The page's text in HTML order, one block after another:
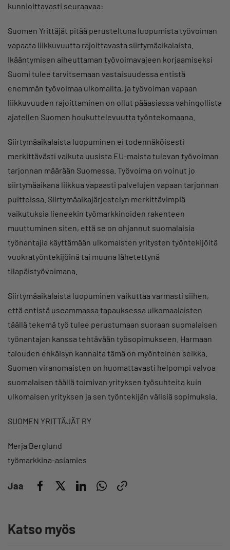
kunnioittavasti seuraavaa:
Suomen Yrittäjät pitää perusteltuna luopumista työvoiman
vapaata liikkuvuutta rajoittavasta siirtymäaikalaista.
Ikääntymisen aiheuttaman työvoimavajeen korjaamiseksi
Suomi tulee tarvitsemaan vastaisuudessa entistä
enemmän työvoimaa ulkomailta, ja työvoiman vapaan
liikkuvuuden rajoittaminen on ollut pääasiassa vahingollista
ajatellen Suomen houkuttelevuutta työntekomaana.
Siirtymäaikalaista luopuminen ei todennäköisesti
merkittävästi vaikuta uusista EU-maista tulevan työvoiman
tarjonnan määrään Suomessa. Työvoima on voinut jo
siirtymäaikana liikkua vapaasti palvelujen vapaan tarjonnan
puitteissa. Siirtymäaikajärjestelyn merkittävimpiä
vaikutuksia lieneekin työmarkkinoiden rakenteen
muuttuminen siten, että se on ohjannut suomalaisia
työnantajia käyttämään ulkomaisten yritysten työntekijöitä
vuokratyöntekijöinä tai muuna lähetettynä
tilapäistyövoimana.
Siirtymäaikalaista luopuminen vaikuttaa varmasti siihen,
että entistä useammassa tapauksessa ulkomaalaisten
täällä tekemä työ tulee perustumaan suoraan suomalaisen
työnantajan kanssa tehtävään työsopimukseen. Harmaan
talouden ehkäisyn kannalta tämä on myönteinen seikka.
Suomen viranomaisten on huomattavasti helpompi valvoa
suomalaisen täällä toimivan yrityksen työsuhteita kuin
ulkomaisen yrityksen ja sen työntekijän välisiä sopimuksia.
SUOMEN YRITTÄJÄT RY
Merja Berglund
työmarkkina-asiamies
Jaa
Katso myös